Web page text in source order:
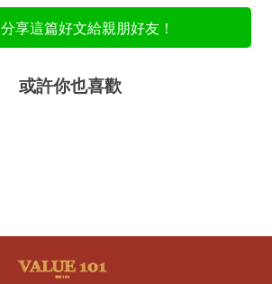
分享這篇好文給親朋好友！
或許你也喜歡